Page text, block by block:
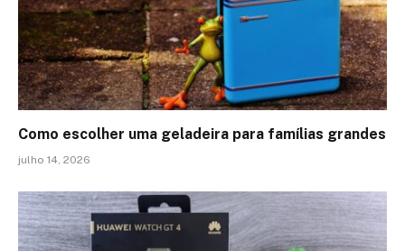
Como escolher uma geladeira para famílias grandes
julho 14, 2026